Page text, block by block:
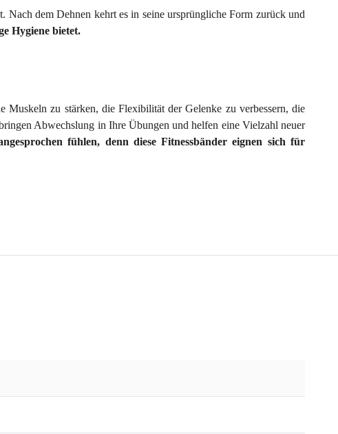
Nach dem Dehnen kehrt es in seine ursprüngliche Form zurück und
Hygiene bietet.
Muskeln zu stärken, die Flexibilität der Gelenke zu verbessern, die
Abwechslung in Ihre Übungen und helfen eine Vielzahl neuer
fühlen, denn diese Fitnessbänder eignen sich für